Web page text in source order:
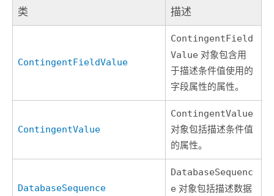
类 描述
ContingentFieldValue
ContingentField
Value 对象包含用
于描述条件值使用的
字段属性的属性。
ContingentValue
ContingentValue
对象包括描述条件值
的属性。
DatabaseSequence
DatabaseSequenc
e 对象包括描述数据